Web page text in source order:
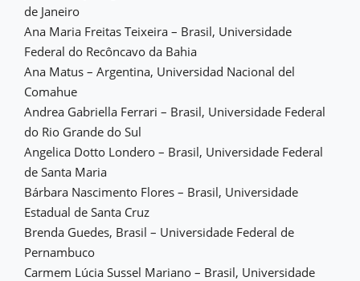
de Janeiro
Ana Maria Freitas Teixeira – Brasil, Universidade
Federal do Recôncavo da Bahia
Ana Matus – Argentina, Universidad Nacional del
Comahue
Andrea Gabriella Ferrari – Brasil, Universidade Federal
do Rio Grande do Sul
Angelica Dotto Londero – Brasil, Universidade Federal
de Santa Maria
Bárbara Nascimento Flores – Brasil, Universidade
Estadual de Santa Cruz
Brenda Guedes, Brasil – Universidade Federal de
Pernambuco
Carmem Lúcia Sussel Mariano – Brasil, Universidade